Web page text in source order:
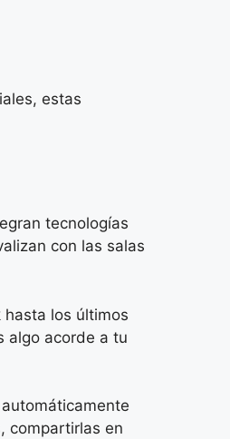
estas
tecnologías
con las salas
los últimos
algo acorde a tu
compartirlas en